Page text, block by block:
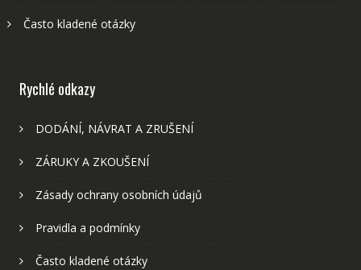
Často kladené otázky
Rychlé odkazy
DODÁNÍ, NÁVRAT A ZRUŠENÍ
ZÁRUKY A ZKOUŠENÍ
Zásady ochrany osobních údajů
Pravidla a podmínky
Často kladené otázky